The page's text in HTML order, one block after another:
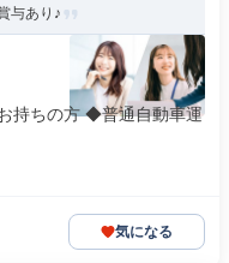
与あり♪
持ちの方 ◆普通自動車運
気になる